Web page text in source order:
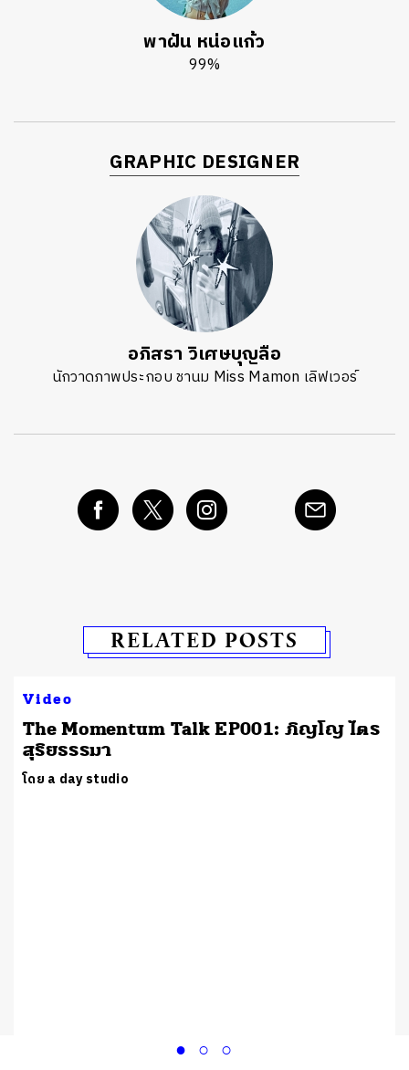
พาฝัน หน่อแก้ว
99%
GRAPHIC DESIGNER
อภิสรา วิเศษบุญลือ
นักวาดภาพประกอบ ชานม Miss Mamon เลิฟเวอร์
RELATED POSTS
Video
The Momentum Talk EP001: ภิญโญ ไตร
สุริยธรรมา
โดย a day studio